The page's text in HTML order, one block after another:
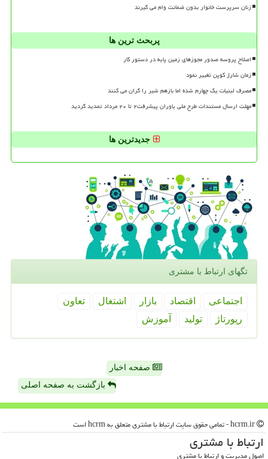
زنان سرپرست خانوار بدون ضمانت وام می گیرند
پربحث ترین ها
اصلاح پروسه صدور مجوزهای زمین پایه در دستور کار
زمان شارژ کوپن تغییر نمود
مصرف لبنیات یک چهارم شده اما بازهم شیر را گران می کنند
مهلت ارسال مستندات طرح ملی یاوران پیشرفت۲ تا ۲۰ مرداد تمدید گردید
جدیدترین ها
تگهای ارتباط با مشتری
اجتماعی اقتصاد بازار اشتغال
تعاون
رپورتاژ
تولید آموزش
صفحه اخبار
بازگشت به صفحه اصلی
ارتباط با مشتری
اصول مدیریت و ارتباط با مشتری